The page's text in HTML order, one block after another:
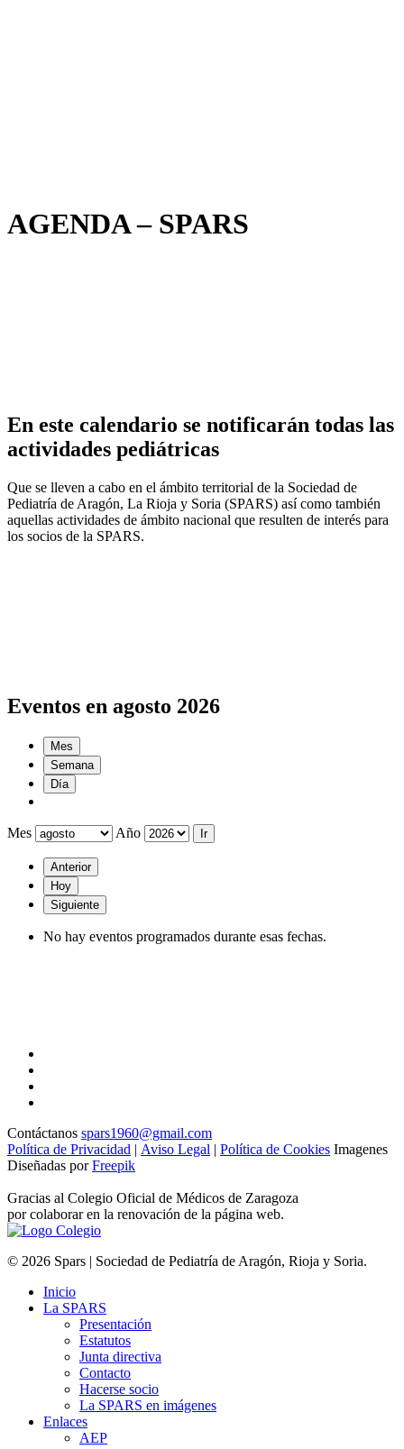
AGENDA – SPARS
En este calendario se notificarán todas las
actividades pediátricas
Que se lleven a cabo en el ámbito territorial de la Sociedad de
Pediatría de Aragón, La Rioja y Soria (SPARS) así como también
aquellas actividades de ámbito nacional que resulten de interés para
los socios de la SPARS.
Eventos en agosto 2026
Mes
Semana
Día
Mes Año
Anterior
Hoy
Siguiente
No hay eventos programados durante esas fechas.
Contáctanos spars1960@gmail.com
Política de Privacidad | Aviso Legal | Política de Cookies Imagenes
Diseñadas porFreepik
Gracias al Colegio Oficial de Médicos de Zaragoza
por colaborar en la renovación de la página web.
© 2026 Spars | Sociedad de Pediatría de Aragón, Rioja y Soria.
Inicio
La SPARS
Presentación
Estatutos
Junta directiva
Contacto
Hacerse socio
La SPARS en imágenes
Enlaces
AEP